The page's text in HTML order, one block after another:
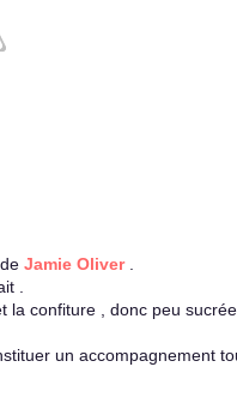
Jamie Oliver.
.
la confiture , donc peu
un accompagnement